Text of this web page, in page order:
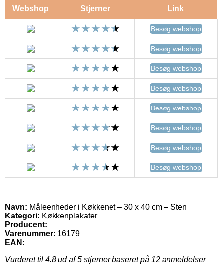
Webshop Stjerner Link
Besøg webshop
Besøg webshop
Besøg webshop
Besøg webshop
Besøg webshop
Besøg webshop
Besøg webshop
Besøg webshop
Navn: Måleenheder i Køkkenet – 30 x 40 cm – Sten
Kategori: Køkkenplakater
Producent:
Varenummer: 16179
EAN:
Vurderet til 4.8 ud af 5 stjerner baseret på 12 anmeldelser